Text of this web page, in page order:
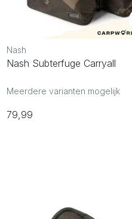
Nash
Nash Subterfuge Carryall
Meerdere varianten mogelijk
79,99